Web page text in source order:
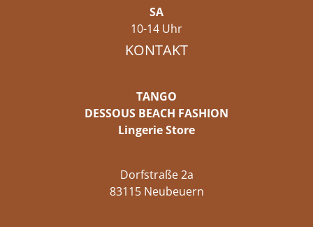
SA
10-14 Uhr
KONTAKT
TANGO
DESSOUS BEACH FASHION
Lingerie Store
Dorfstraße 2a
83115 Neubeuern